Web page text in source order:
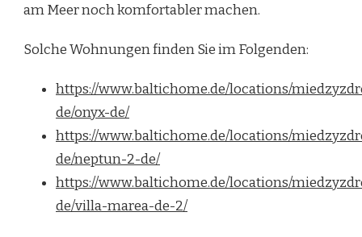
am Meer noch komfortabler machen.
Solche Wohnungen finden Sie im Folgenden:
https://www.baltichome.de/locations/
de/onyx-de/
https://www.baltichome.de/locations/
de/neptun-2-de/
https://www.baltichome.de/locations/
de/villa-marea-de-2/